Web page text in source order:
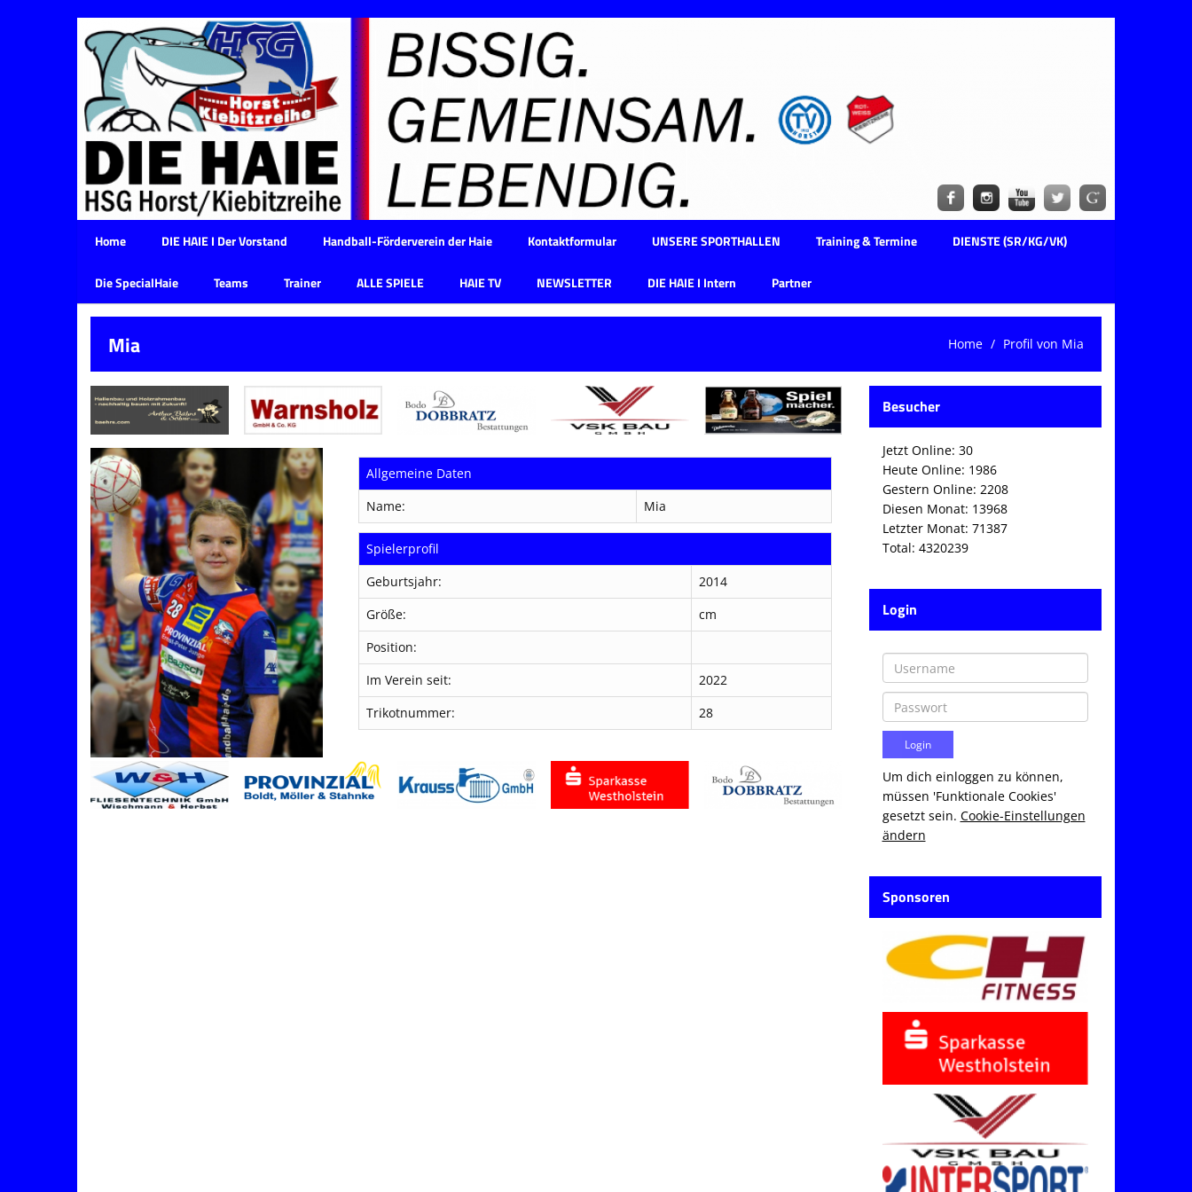
Home DIE HAIE I Der Vorstand Handball-Förderverein der Haie Kontaktformular UNSERE SPORTHALLEN Training & Termine DIENSTE (SR/KG/VK)
Die SpecialHaie Teams Trainer ALLE SPIELE HAIE TV NEWSLETTER DIE HAIE I Intern Partner
Mia Home Profil von Mia
Allgemeine Daten
Name:
Mia
Spielerprofil
Geburtsjahr:
2014
Größe:
cm
Position:
Im Verein seit:
2022
Trikotnummer:
28
Besucher
Jetzt Online: 30
Heute Online: 1986
Gestern Online: 2208
Diesen Monat: 13968
Letzter Monat: 71387
Total: 4320239
Login
Um dich einloggen zu können,
müssen 'Funktionale Cookies'
gesetzt sein. Cookie-Einstellungen
ändern
Sponsoren